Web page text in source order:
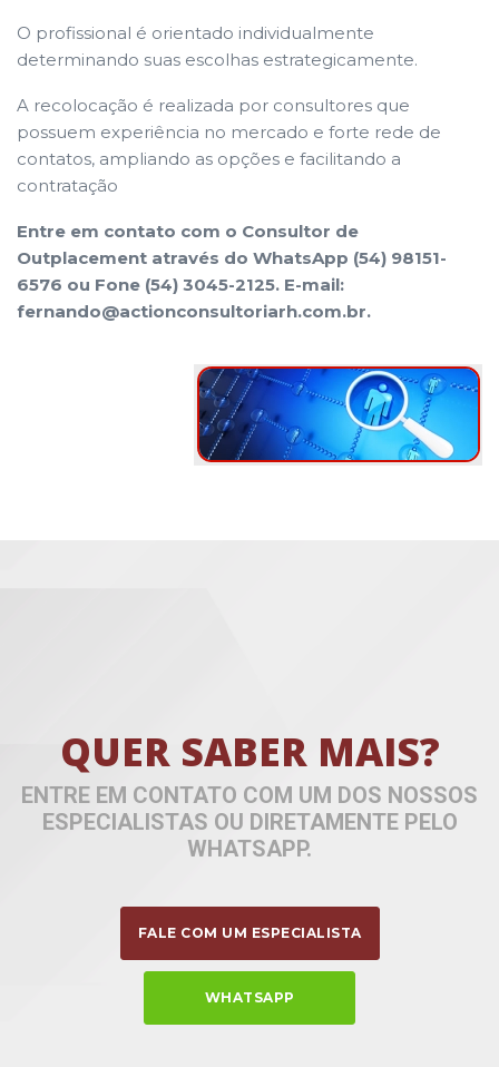
O profissional é orientado individualmente
determinando suas escolhas estrategicamente.
A recolocação é realizada por consultores que
possuem experiência no mercado e forte rede de
contatos, ampliando as opções e facilitando a
contratação
Entre em contato com o Consultor de
Outplacement através do WhatsApp (54) 98151-
6576 ou Fone (54) 3045-2125. E-mail:
fernando@actionconsultoriarh.com.br.
QUER SABER MAIS?
ENTRE EM CONTATO COM UM DOS NOSSOS
ESPECIALISTAS OU DIRETAMENTE PELO
WHATSAPP.
FALE COM UM ESPECIALISTA
WHATSAPP